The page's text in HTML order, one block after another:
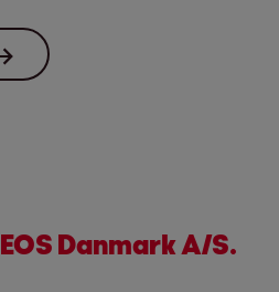
EOS Danmark A/S.